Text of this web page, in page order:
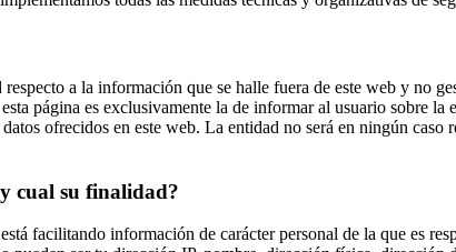
a la información que se halle fuera de este web y no
página es exclusivamente la de informar al usuario sobre la
ofrecidos en este web. La entidad no será en ningún caso
y cual su finalidad?
facilitando información de carácter personal de la que es